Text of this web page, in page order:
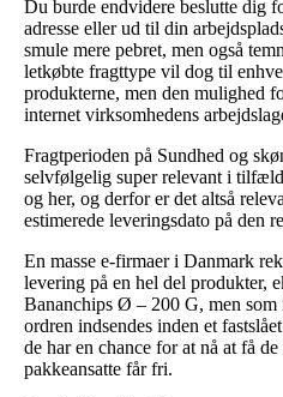
Du burde endvidere beslutte dig
adresse eller ud til din
smule mere pebret, men også
letkøbte fragttype vil dog til
produkterne, men den mulighed
internet virksomhedens
Fragtperioden på Sundhed og
selvfølgelig super relevant i
og her, og derfor er det altså
estimerede leveringsdato på den
En masse e-firmaer i Danmark
levering på en hel del produkter,
Bananchips Ø – 200 G, men
ordren indsendes inden et
de har en chance for at nå at få
pakkeansatte får fri.